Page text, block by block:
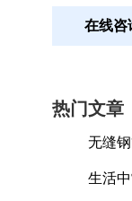
在线咨
热门文章
无缝
生活